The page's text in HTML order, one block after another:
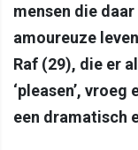
mensen die
amoureuze
Raf (29), die er
‘pleasen’,
een dramatisch